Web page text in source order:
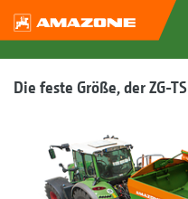
Die feste Größe, der ZG-TS